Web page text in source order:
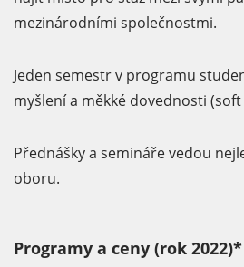
mezinárodními společnostmi.
Jeden semestr v programu
myšlení a měkké dovednosti (soft
Přednášky a semináře vedou
oboru.
Programy a ceny (rok 2022)*